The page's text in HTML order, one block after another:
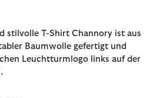
stilvolle T-Shirt Channory ist aus
Baumwolle gefertigt und
Leuchtturmlogo links auf der